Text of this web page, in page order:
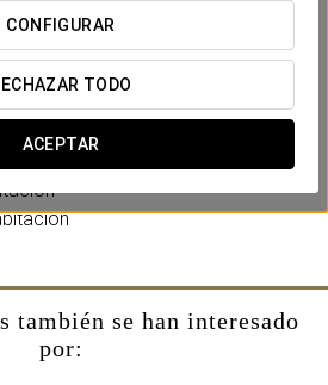
CONFIGURAR
TODO
ACEPTAR
pensado para que te relajes y
calidez y pequeños detalles que
Incluye:
disponibilidad)
14:00 (sujeto a disponibilidad)
también se han interesado
por: